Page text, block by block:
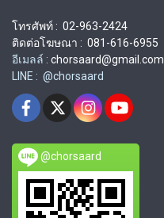
โทรศัพท์ : 02-963-2424
ติดต่อโฆษณา : 081-616-6955
อีเมลล์ : chorsaard@gmail.com
LINE : @chorsaard
@chorsaard